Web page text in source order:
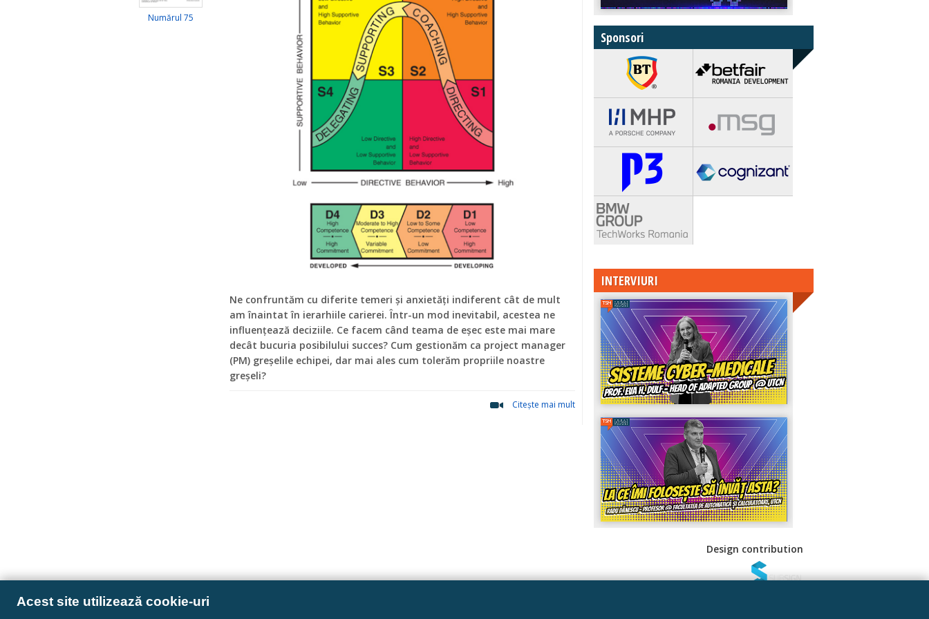
Acest site utilizează cookie-uri
Numărul 75
Ne confruntăm cu diferite temeri și anxietăți indiferent cât de mult
am înaintat în ierarhiile carierei. Într-un mod inevitabil, acestea ne
influențează deciziile. Ce facem când teama de eșec este mai mare
decât bucuria posibilului succes? Cum gestionăm ca project manager
(PM) greșelile echipei, dar mai ales cum tolerăm propriile noastre
greșeli?
Citeşte mai mult
Sponsori
INTERVIURI
Design contribution